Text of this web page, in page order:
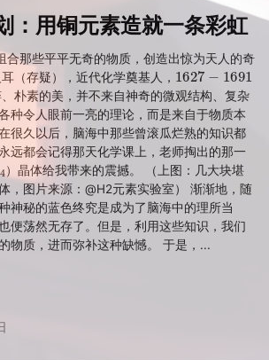
：用铜元素造就一条彩虹
组合那些平平无奇的物质，创造出惊为天人的奇
（存疑），近代化学奠基人， 1627−1691
朴素的美，并不来自神奇的微观结构、复杂
种令人眼前一亮的理论，而是来自于物质本
很久以后，脑海中那些曾滚瓜烂熟的知识都
远都会记得那天化学课上，老师掏出的那一
A4
）晶体给我带来的震撼。 （上图：几大块堪
，图片来源：@H2元素实验室） 渐渐地，随
神秘的蓝色终究是成为了脑海中的理所当
便荡然无存了。但是，利用这些知识，我们
物质，进而弥补这种缺憾。 于是，...